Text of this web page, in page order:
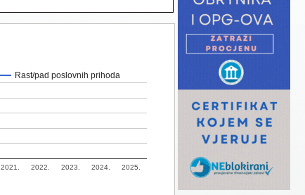
Rast/pad poslovnih prihoda
2021. 2022. 2023. 2024. 2025.